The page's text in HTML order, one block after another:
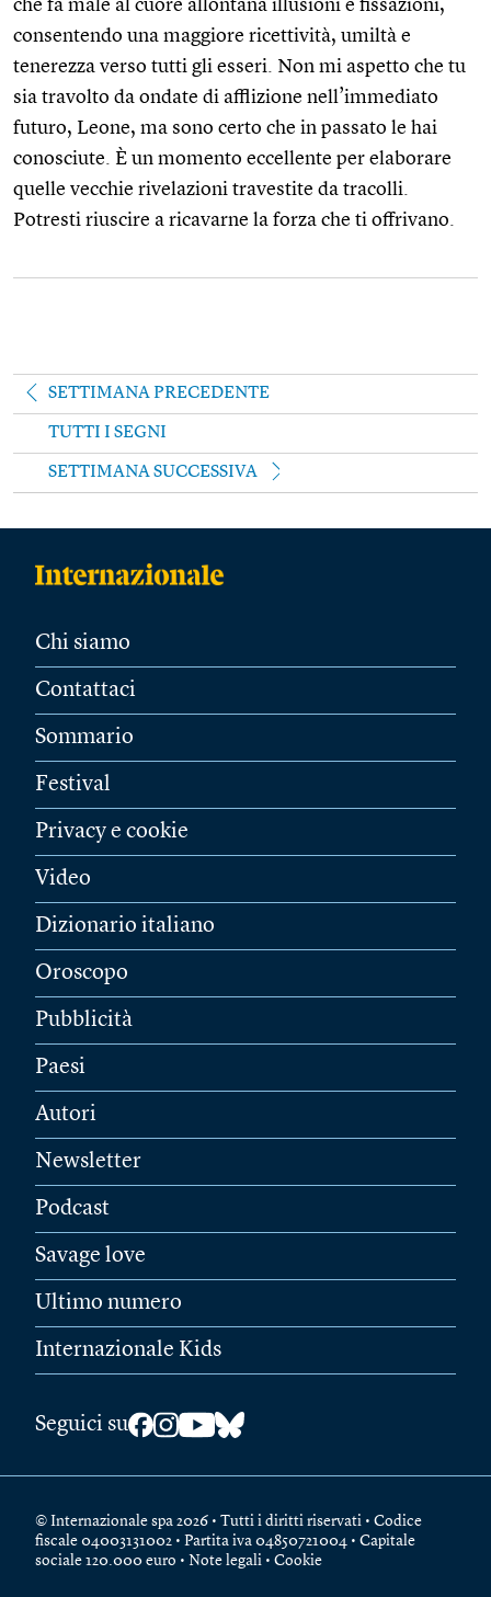
che fa male al cuore allontana illusioni e fissazioni,
consentendo una maggiore ricettività, umiltà e
tenerezza verso tutti gli esseri. Non mi aspetto che tu
sia travolto da ondate di afflizione nell’immediato
futuro, Leone, ma sono certo che in passato le hai
conosciute. È un momento eccellente per elaborare
quelle vecchie rivelazioni travestite da tracolli.
Potresti riuscire a ricavarne la forza che ti offrivano.
SETTIMANA PRECEDENTE
TUTTI I SEGNI
SETTIMANA SUCCESSIVA
Chi siamo
Contattaci
Sommario
Festival
Privacy e cookie
Video
Dizionario italiano
Oroscopo
Pubblicità
Paesi
Autori
Newsletter
Podcast
Savage love
Ultimo numero
Internazionale Kids
Seguici su
© Internazionale spa 2026 • Tutti i diritti riservati • Codice
fiscale 04003131002 • Partita iva 04850721004 • Capitale
sociale 120.000 euro • Note legali • Cookie